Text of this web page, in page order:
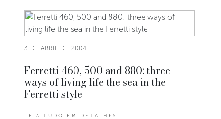
3 DE ABRIL DE 2004
Ferretti 460, 500 and 880: three
ways of living life the sea in the
Ferretti style
LEIA TUDO EM DETALHES